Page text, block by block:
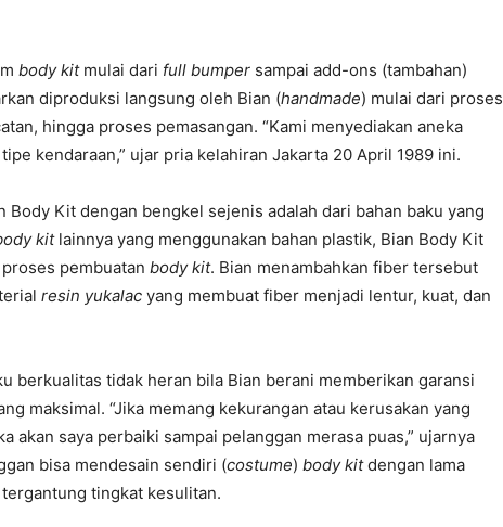
body kitmulai dari full bumper sampai add-ons (tambahan)
diproduksi langsung oleh Bian (handmade) mulai dari proses
hingga proses pemasangan. “Kami menyediakan aneka
kendaraan,” ujar pria kelahiran Jakarta 20 April 1989 ini.
Body Kit dengan bengkel sejenis adalah dari bahan baku yang
kit lainnya yang menggunakan bahan plastik, Bian Body Kit
pembuatan body kit. Bian menambahkan fiber tersebut
resin yukalac yang membuat fiber menjadi lentur, kuat, dan
berkualitas tidak heran bila Bian berani memberikan garansi
maksimal. “Jika memang kekurangan atau kerusakan yang
akan saya perbaiki sampai pelanggan merasa puas,” ujarnya
bisa mendesain sendiri (costume) body kitdengan lama
tingkat kesulitan.